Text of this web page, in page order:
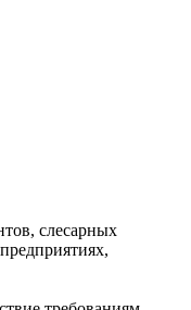
слесарных